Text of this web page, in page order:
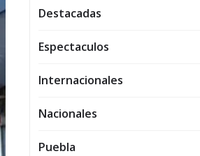
Destacadas
Espectaculos
Internacionales
Nacionales
Puebla